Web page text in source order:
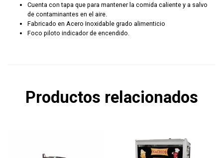
Cuenta con tapa que para mantener la comida caliente y a salvo
de contaminantes en el aire.
Fabricado en Acero Inoxidable grado alimenticio
Foco piloto indicador de encendido.
Productos relacionados